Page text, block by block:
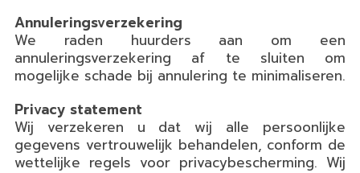
Annuleringsverzekering
We raden huurders aan om een
annuleringsverzekering af te sluiten om
mogelijke schade bij annulering te minimaliseren.
Privacy statement
Wij verzekeren u dat wij alle persoonlijke
gegevens vertrouwelijk behandelen, conform de
wettelijke regels voor privacybescherming. Wij